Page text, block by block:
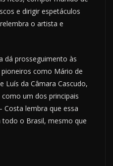
e dirigir espetáculos
o artista e
dá prosseguimento às
como Mário de
Luís da Câmara Cascudo,
um dos principais
Costa lembra que essa
o Brasil, mesmo que